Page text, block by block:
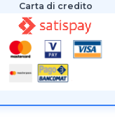
Carta di credito